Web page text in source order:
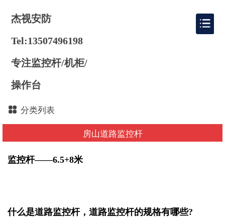
杰视安防
Tel:13507496198
专注监控杆/机柜/
操作台
分类列表
房山道路监控杆
监控杆——6.5+8米
什么是道路监控杆，道路监控杆的规格有哪些?